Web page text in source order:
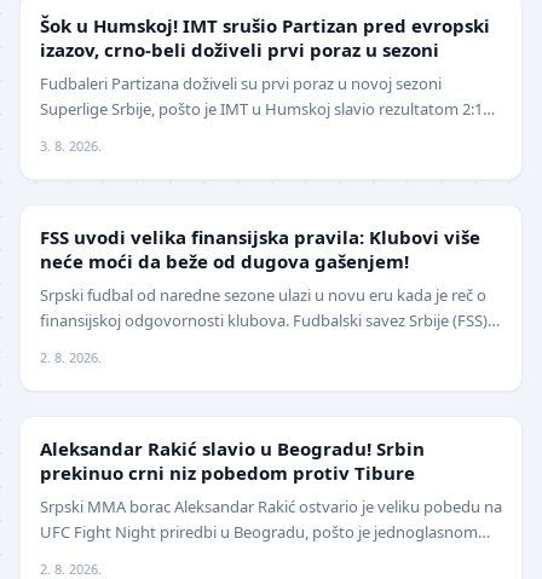
SUPERLIGA
Šok u Humskoj! IMT srušio Partizan pred evropski
izazov, crno-beli doživeli prvi poraz u sezoni
Fudbaleri Partizana doživeli su prvi poraz u novoj sezoni
Superlige Srbije, pošto je IMT u Humskoj slavio rezultatom 2:1
3. 8. 2026.
FSS uvodi velika finansijska pravila: Klubovi više
neće moći da beže od dugova gašenjem!
Srpski fudbal od naredne sezone ulazi u novu eru kada je reč o
finansijskoj odgovornosti klubova. Fudbalski savez Srbije (FSS)
2. 8. 2026.
Aleksandar Rakić slavio u Beogradu! Srbin
prekinuo crni niz pobedom protiv Tibure
Srpski MMA borac Aleksandar Rakić ostvario je veliku pobedu na
UFC Fight Night priredbi u Beogradu, pošto je jednoglasnom
2. 8. 2026.